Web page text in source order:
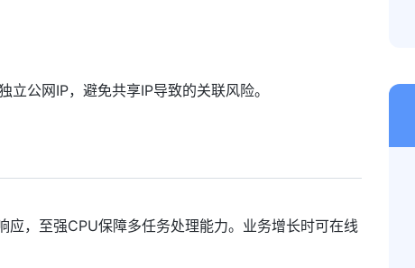
立公网IP，避免共享IP导致的关联风险。
，至强CPU保障多任务处理能力。业务增长时可在线